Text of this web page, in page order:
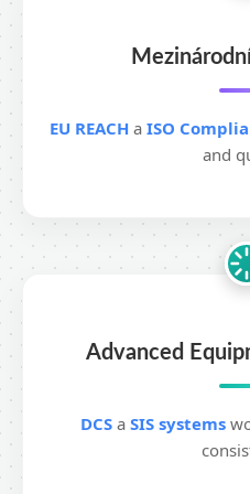
EU REACHa ISO
and
Advanced
DCSa SIS systems